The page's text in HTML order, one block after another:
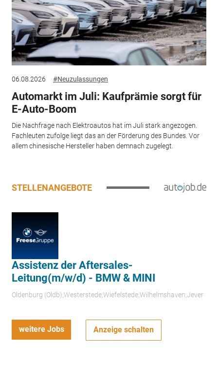
06.08.2026 #Neuzulassungen
Automarkt im Juli: Kaufprämie sorgt für
E-Auto-Boom
Die Nachfrage nach Elektroautos hat im Juli stark angezogen.
Fachleuten zufolge liegt das an der Förderung des Bundes. Vor
allem chinesische Hersteller haben demnach zugelegt.
STELLENANGEBOTE
Assistenz der Aftersales-
Leitung(m/w/d) - BMW & MINI
Oldenburg (Oldb);Westerstede;Wiefelstede;Wilhelmshaven;Jever
weitere Jobs Anzeige schalten